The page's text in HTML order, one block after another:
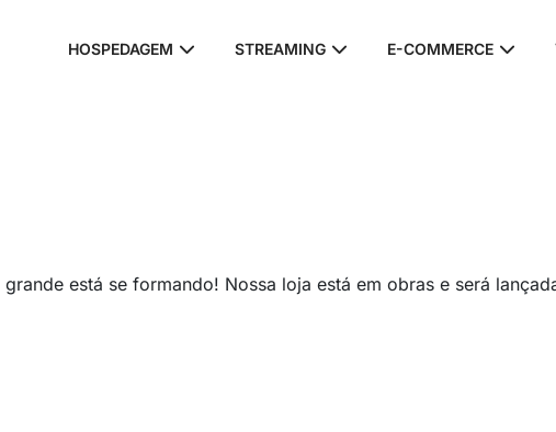
HOSPEDAGEM STREAMING E-COMMERCE
está se formando! Nossa loja está em obras e será